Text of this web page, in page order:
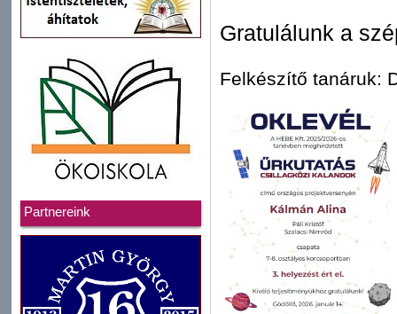
Partnereink
Gratulálunk a
Felkészítő tanáruk: